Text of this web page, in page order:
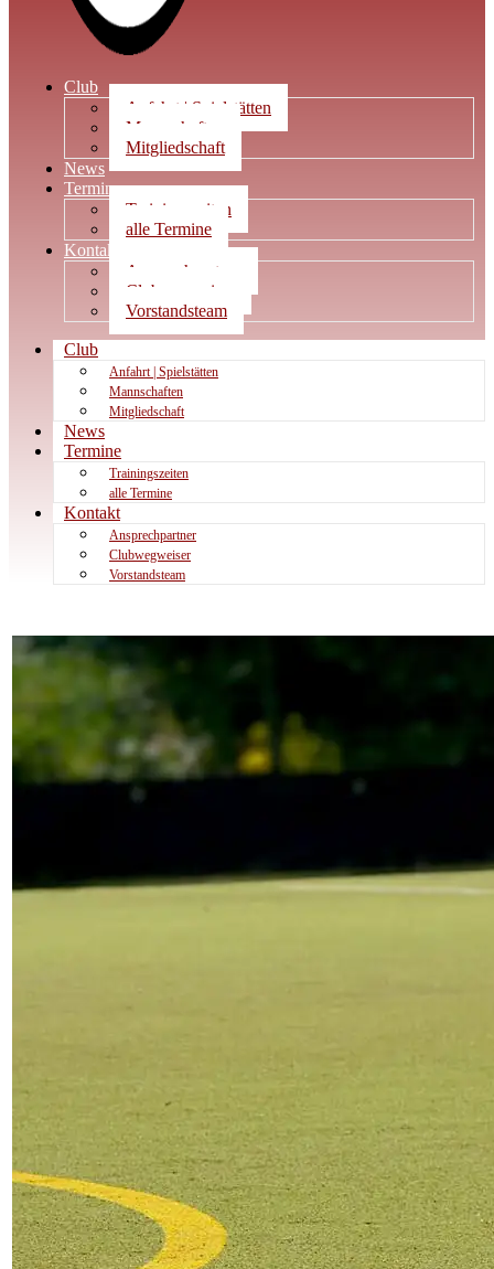
Club
Anfahrt | Spielstätten
Mannschaften
Mitgliedschaft
News
Termine
Trainingszeiten
alle Termine
Kontakt
Ansprechpartner
Clubwegweiser
Vorstandsteam
Club
Anfahrt | Spielstätten
Mannschaften
Mitgliedschaft
News
Termine
Trainingszeiten
alle Termine
Kontakt
Ansprechpartner
Clubwegweiser
Vorstandsteam